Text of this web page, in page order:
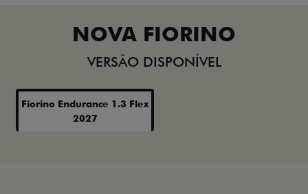
NOVA FIORINO
VERSÃO DISPONÍVEL
Fiorino Endurance 1.3 Flex
2027